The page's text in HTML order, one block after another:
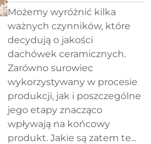
Możemy wyróżnić kilka
ważnych czynników, które
decydują o jakości
dachówek ceramicznych.
Zarówno surowiec
wykorzystywany w procesie
produkcji, jak i poszczególne
jego etapy znacząco
wpływają na końcowy
produkt. Jakie są zatem te...